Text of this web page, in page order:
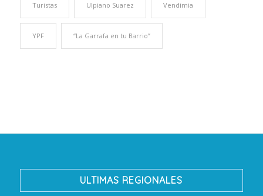
Turistas Ulpiano Suarez Vendimia
YPF “La Garrafa en tu Barrio”
ULTIMAS REGIONALES